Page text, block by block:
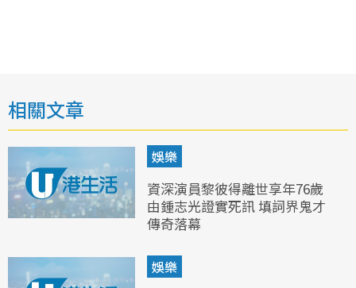
相關文章
娛樂
資深演員黎彼得離世享年76歲
由鍾志光證實死訊 填詞界鬼才
傳奇落幕
娛樂